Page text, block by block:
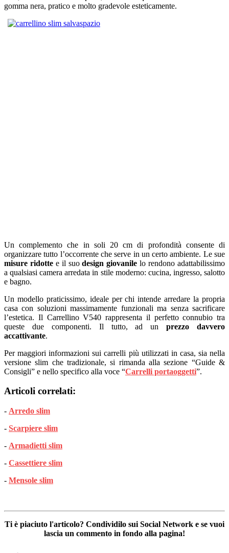
gomma nera, pratico e molto gradevole esteticamente.
Un complemento che in soli 20 cm di profondità consente di
organizzare tutto l’occorrente che serve in un certo ambiente. Le sue
misure ridottee il suodesign giovanile lo rendono adattabilissimo
a qualsiasi camera arredata in stile moderno: cucina, ingresso, salotto
e bagno.
Un modello praticissimo, ideale per chi intende arredare la propria
casa con soluzioni massimamente funzionali ma senza sacrificare
l’estetica. Il Carrellino V540 rappresenta il perfetto connubio tra
queste due componenti. Il tutto, ad unprezzo davvero
accattivante.
Per maggiori informazioni sui carrelli più utilizzati in casa, sia nella
versione slim che tradizionale, si rimanda alla sezione “Guide &
Consigli” e nello specifico alla voce “Carrelli portaoggetti”.
Articoli correlati:
- Arredo slim
- Scarpiere slim
- Armadietti slim
- Cassettiere slim
- Mensole slim
Ti è piaciuto l'articolo? Condividilo sui Social Network e se vuoi
lascia un commento in fondo alla pagina!